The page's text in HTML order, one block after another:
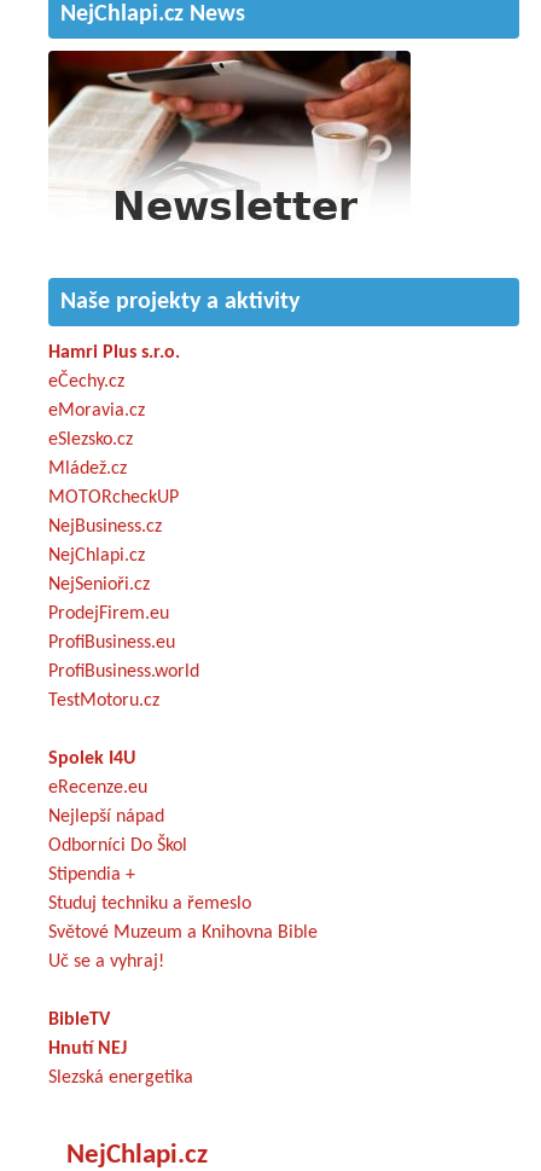
NejChlapi.cz News
Naše projekty a aktivity
Hamri Plus s.r.o.
eČechy.cz
eMoravia.cz
eSlezsko.cz
Mládež.cz
MOTORcheckUP
NejBusiness.cz
NejChlapi.cz
NejSenioři.cz
ProdejFirem.eu
ProfiBusiness.eu
ProfiBusiness.world
TestMotoru.cz
Spolek I4U
eRecenze.eu
Nejlepší nápad
Odborníci Do Škol
Stipendia +
Studuj techniku a řemeslo
Světové Muzeum a Knihovna Bible
Uč se a vyhraj!
BibleTV
Hnutí NEJ
Slezská energetika
NejChlapi.cz